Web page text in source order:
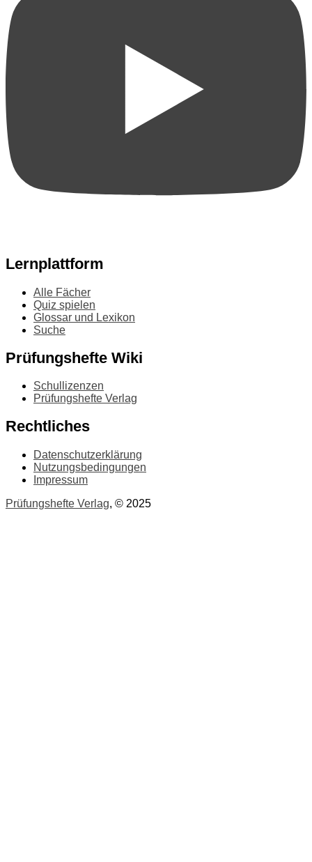
Lernplattform
Alle Fächer
Quiz spielen
Glossar und Lexikon
Suche
Prüfungshefte Wiki
Schullizenzen
Prüfungshefte Verlag
Rechtliches
Datenschutzerklärung
Nutzungsbedingungen
Impressum
Prüfungshefte Verlag, © 2025